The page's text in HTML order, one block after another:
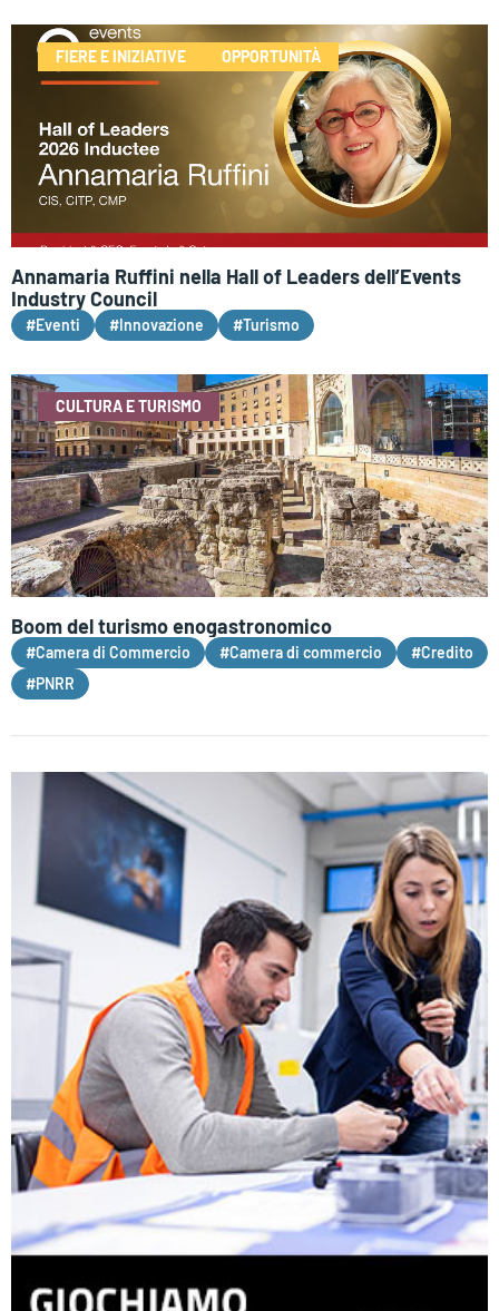
FIERE E INIZIATIVE OPPORTUNITÀ
Annamaria Ruffini nella Hall of Leaders dell’Events
Industry Council
#Eventi #Innovazione #Turismo
CULTURA E TURISMO
Boom del turismo enogastronomico
#Camera di Commercio #Camera di commercio
#Credito
#PNRR